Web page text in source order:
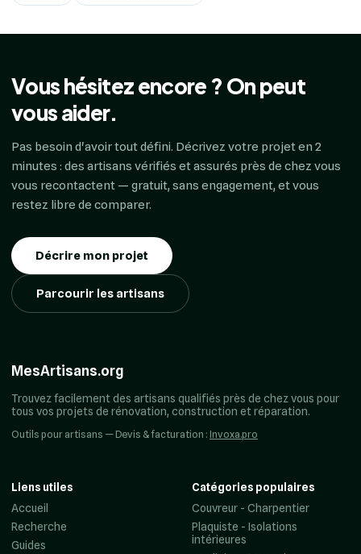
Vous hésitez encore ? On peut
vous aider.
Pas besoin d'avoir tout défini. Décrivez votre projet en 2
minutes : des artisans vérifiés et assurés près de chez vous
vous recontactent — gratuit, sans engagement, et vous
restez libre de comparer.
Décrire mon projet
Parcourir les artisans
MesArtisans.org
Trouvez facilement des artisans qualifiés près de chez vous pour
tous vos projets de rénovation, construction et réparation.
Outils pour artisans — Devis & facturation : Invoxa.pro
Liens utiles
Accueil
Recherche
Guides
Catégories populaires
Couvreur - Charpentier
Plaquiste - Isolations
intérieures